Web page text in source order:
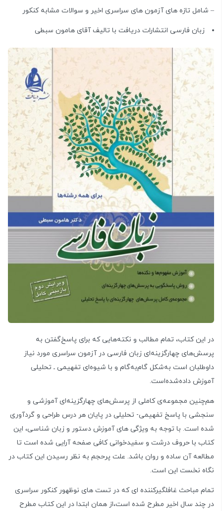
– شامل تازه های آزمون های سراسری اخیر و سوالات مشابه کنکور
زبان فارسی انتشارات دریافت با تالیف آقای هامون سبطی
در این کتاب، تمام مطالب و نکته‌هایی که برای پاسخ‌گفتن به
پرسش‌های چهارگزینه‌ای زبان فارسی در آزمون سراسری مورد نیاز
داوطلبان است به‌شکل گام‌به‌گام و با شیوه‌ای تفهیمی ـ تحلیلی
آموزش داده‌شده‌است.
هم‌چنین مجموعه‌ی کاملی از پرسش‌های چهارگزینه‌ای آموزشی و
سنجشی با پاسخ تفهیمی- تحلیلی در پایان هر درس طراحی و گردآوری
شده است. با توجه به ویژگی های آموزش دستور و زبان شناسی، این
کتاب با حروف درشت و سفیدخوانی کافی صفحه آرایی شده است تا
مطالعه آن ساده و روان باشد. علت پرحجم به نظر رسیدن این کتاب در
نگاه نخست این است.
تمام مباحث غافلگیرکننده ای که در تست های نوظهور کنکور سراسری
در چند سال اخیر مطرح شده است،از همان ابتدا در این کتاب مطرح